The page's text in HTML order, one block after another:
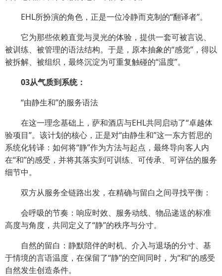
EHL所扮演的角色，正是一位冷静而克制的“翻译者”。
它为那些依赖直觉与灵光的体验，提供一套可被言说、
被训练、被管理的语法结构。于是，原本抽象的“感觉”，得以
被拆解、被组织，最终沉淀为可重复触碰的“温度”。
03从气质到系统：
“由静生和”的服务语法
在这一理念基础上，萨和酒店与EHL共同启动了“卓越体
验项目”。该计划的核心，正是对“由静生和”这一东方哲思的
系统化转译：如何将“静”作为方法与起点，最终导向客人内
在“和”的感受，并将其落实到可训练、可传承、可评估的服务
细节中。
双方从服务全链路出发，在精确与留白之间寻找平衡：
会呼吸的节奏：响应时效、服务动线、物品递送的标准
高度与角度，共同定义了“静”的秩序与分寸。
自然的留白：静默陪伴的时机、介入与退场的分寸、基
于情境的言语温度，在保留了“静”的空间同时，为“和”的感受
自然发生创造条件。